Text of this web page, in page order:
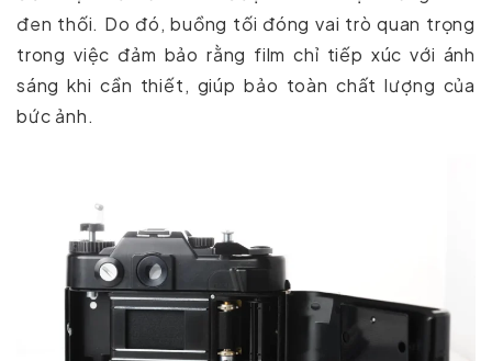
đen thối. Do đó, buồng tối đóng vai trò quan trọng
trong việc đảm bảo rằng film chỉ tiếp xúc với ánh
sáng khi cần thiết, giúp bảo toàn chất lượng của
bức ảnh.